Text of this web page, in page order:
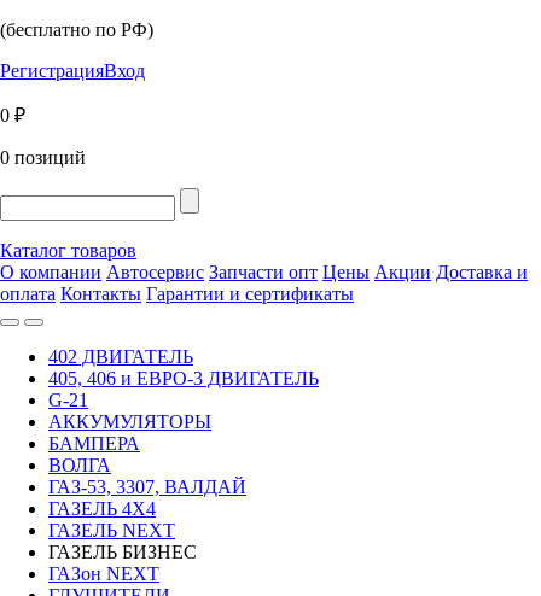
(бесплатно по РФ)
РегистрацияВход
0 ₽
0 позиций
Каталог товаров
О компании Автосервис Запчасти опт Цены Акции Доставка и
оплата Контакты Гарантии и сертификаты
402 ДВИГАТЕЛЬ
405, 406 и ЕВРО-3 ДВИГАТЕЛЬ
G-21
АККУМУЛЯТОРЫ
БАМПЕРА
ВОЛГА
ГАЗ-53, 3307, ВАЛДАЙ
ГАЗЕЛЬ 4Х4
ГАЗЕЛЬ NEXT
ГАЗЕЛЬ БИЗНЕС
ГАЗон NEXT